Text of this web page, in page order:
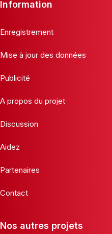
Information
Enregistrement
Mise à jour des données
Publicité
A propos du projet
Discussion
Aidez
Partenaires
Contact
Nos autres projets